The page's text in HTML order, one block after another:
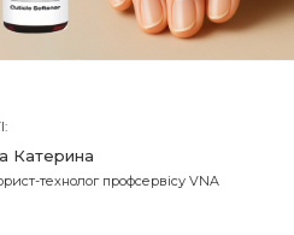
Катерина
технолог профсервісу VNA